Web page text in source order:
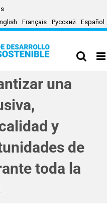
Français Русский Español
una
y
de
toda la